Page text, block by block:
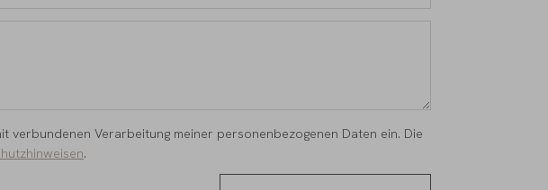
verbundenen Verarbeitung meiner personenbezogenen Daten ein. Die
.